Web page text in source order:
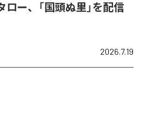
ー、「国頭ぬ里」を配信
2026.7.19